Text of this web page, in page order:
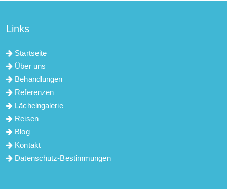
Links
Startseite
Über uns
Behandlungen
Referenzen
Lächelngalerie
Reisen
Blog
Kontakt
Datenschutz-Bestimmungen